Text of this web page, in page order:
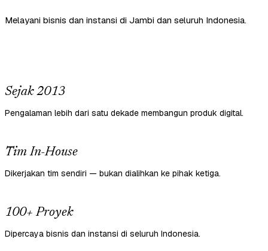
Melayani bisnis dan instansi di Jambi dan seluruh Indonesia.
Sejak 2013
Pengalaman lebih dari satu dekade membangun produk digital.
Tim In-House
Dikerjakan tim sendiri — bukan dialihkan ke pihak ketiga.
100+ Proyek
Dipercaya bisnis dan instansi di seluruh Indonesia.